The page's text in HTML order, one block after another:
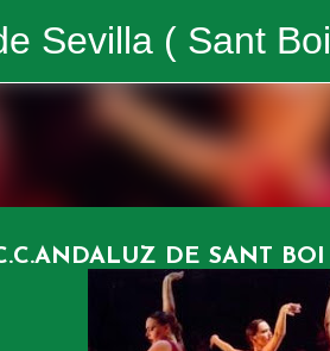
Sevilla ( Sant
DE SANT BOI